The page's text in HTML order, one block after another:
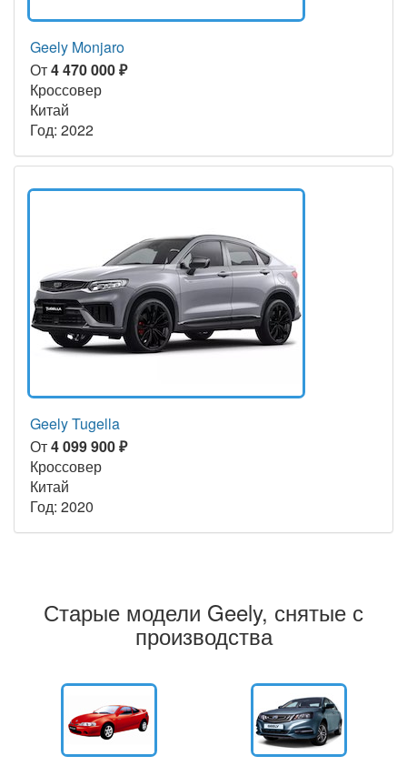
Geely Monjaro
От4 470 000 ₽
Кроссовер
Китай
Год: 2022
Geely Tugella
От4 099 900 ₽
Кроссовер
Китай
Год: 2020
Старые модели Geely, снятые с
производства